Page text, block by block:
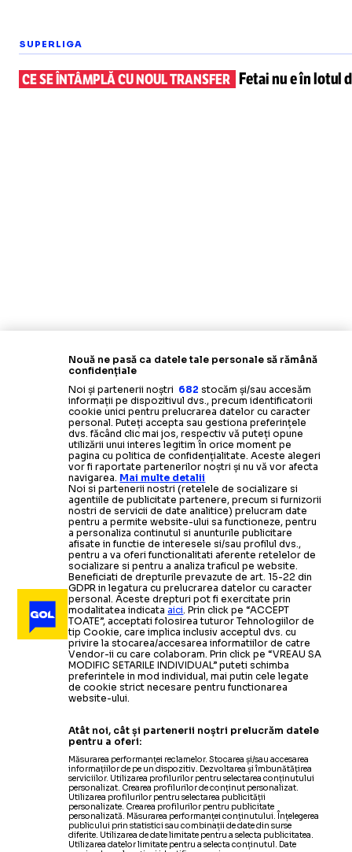
SUPERLIGA
CE SE ÎNTÂMPLĂ CU NOUL TRANSFER Fetai nu e în lotul
Nouă ne pasă ca datele tale personale să rămână
confidențiale
Noi și partenerii noștri 682 stocăm și/sau accesăm
informații pe dispozitivul dvs., precum identificatorii
cookie unici pentru prelucrarea datelor cu caracter
personal. Puteți accepta sau gestiona preferințele
dvs. făcând clic mai jos, respectiv vă puteți opune
utilizării unui interes legitim în orice moment pe
pagina cu politica de confidențialitate. Aceste alegeri
vor fi raportate partenerilor noștri și nu vă vor afecta
navigarea. Mai multe detalii
Noi si partenerii nostri (retelele de socializare si
agentiile de publicitate partenere, precum si furnizorii
nostri de servicii de date analitice) prelucram date
pentru a permite website-ului sa functioneze, pentru
a personaliza continutul si anunturile publicitare
afisate in functie de interesele si/sau profilul dvs.,
pentru a va oferi functionalitati aferente retelelor de
socializare si pentru a analiza traficul pe website.
Beneficiati de drepturile prevazute de art. 15-22 din
GDPR in legatura cu prelucrarea datelor cu caracter
personal. Aceste drepturi pot fi exercitate prin
modalitatea indicataaici. Prin click pe “ACCEPT
TOATE”, acceptati folosirea tuturor Tehnologiilor de
tip Cookie, care implica inclusiv acceptul dvs. cu
privire la stocarea/accesarea informatiilor de catre
Vendor-ii cu care colaboram. Prin click pe “VREAU SA
MODIFIC SETARILE INDIVIDUAL” puteti schimba
preferintele in mod individual, mai putin cele legate
de cookie strict necesare pentru functionarea
website-ului.
Atât noi, cât și partenerii noștri prelucrăm datele
pentru a oferi:
Măsurarea performanței reclamelor. Stocarea și/sau accesarea
informațiilor de pe un dispozitiv. Dezvoltarea și îmbunătățirea
serviciilor. Utilizarea profilurilor pentru selectarea conținutului
personalizat. Crearea profilurilor de conținut personalizat.
Utilizarea profilurilor pentru selectarea publicității
personalizate. Crearea profilurilor pentru publicitate
personalizată. Măsurarea performanței conținutului. Înțelegerea
publicului prin statistici sau combinații de date din surse
diferite. Utilizarea de date limitate pentru a selecta publicitatea.
Utilizarea datelor limitate pentru a selecta conținutul. Date